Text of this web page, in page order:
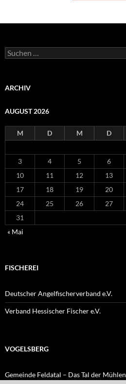
Suchen
nach:
ARCHIV
AUGUST 2026
M D M D
3
4 5 6
10
11 12 13
17
18 19 20
24
25 26 27
31
« Mai
FISCHEREI
Deutscher Angelfischerverband e.V.
Verband Hessischer Fischer e.V.
VOGELSBERG
Gemeinde Feldatal – Das Tal der Mühlen